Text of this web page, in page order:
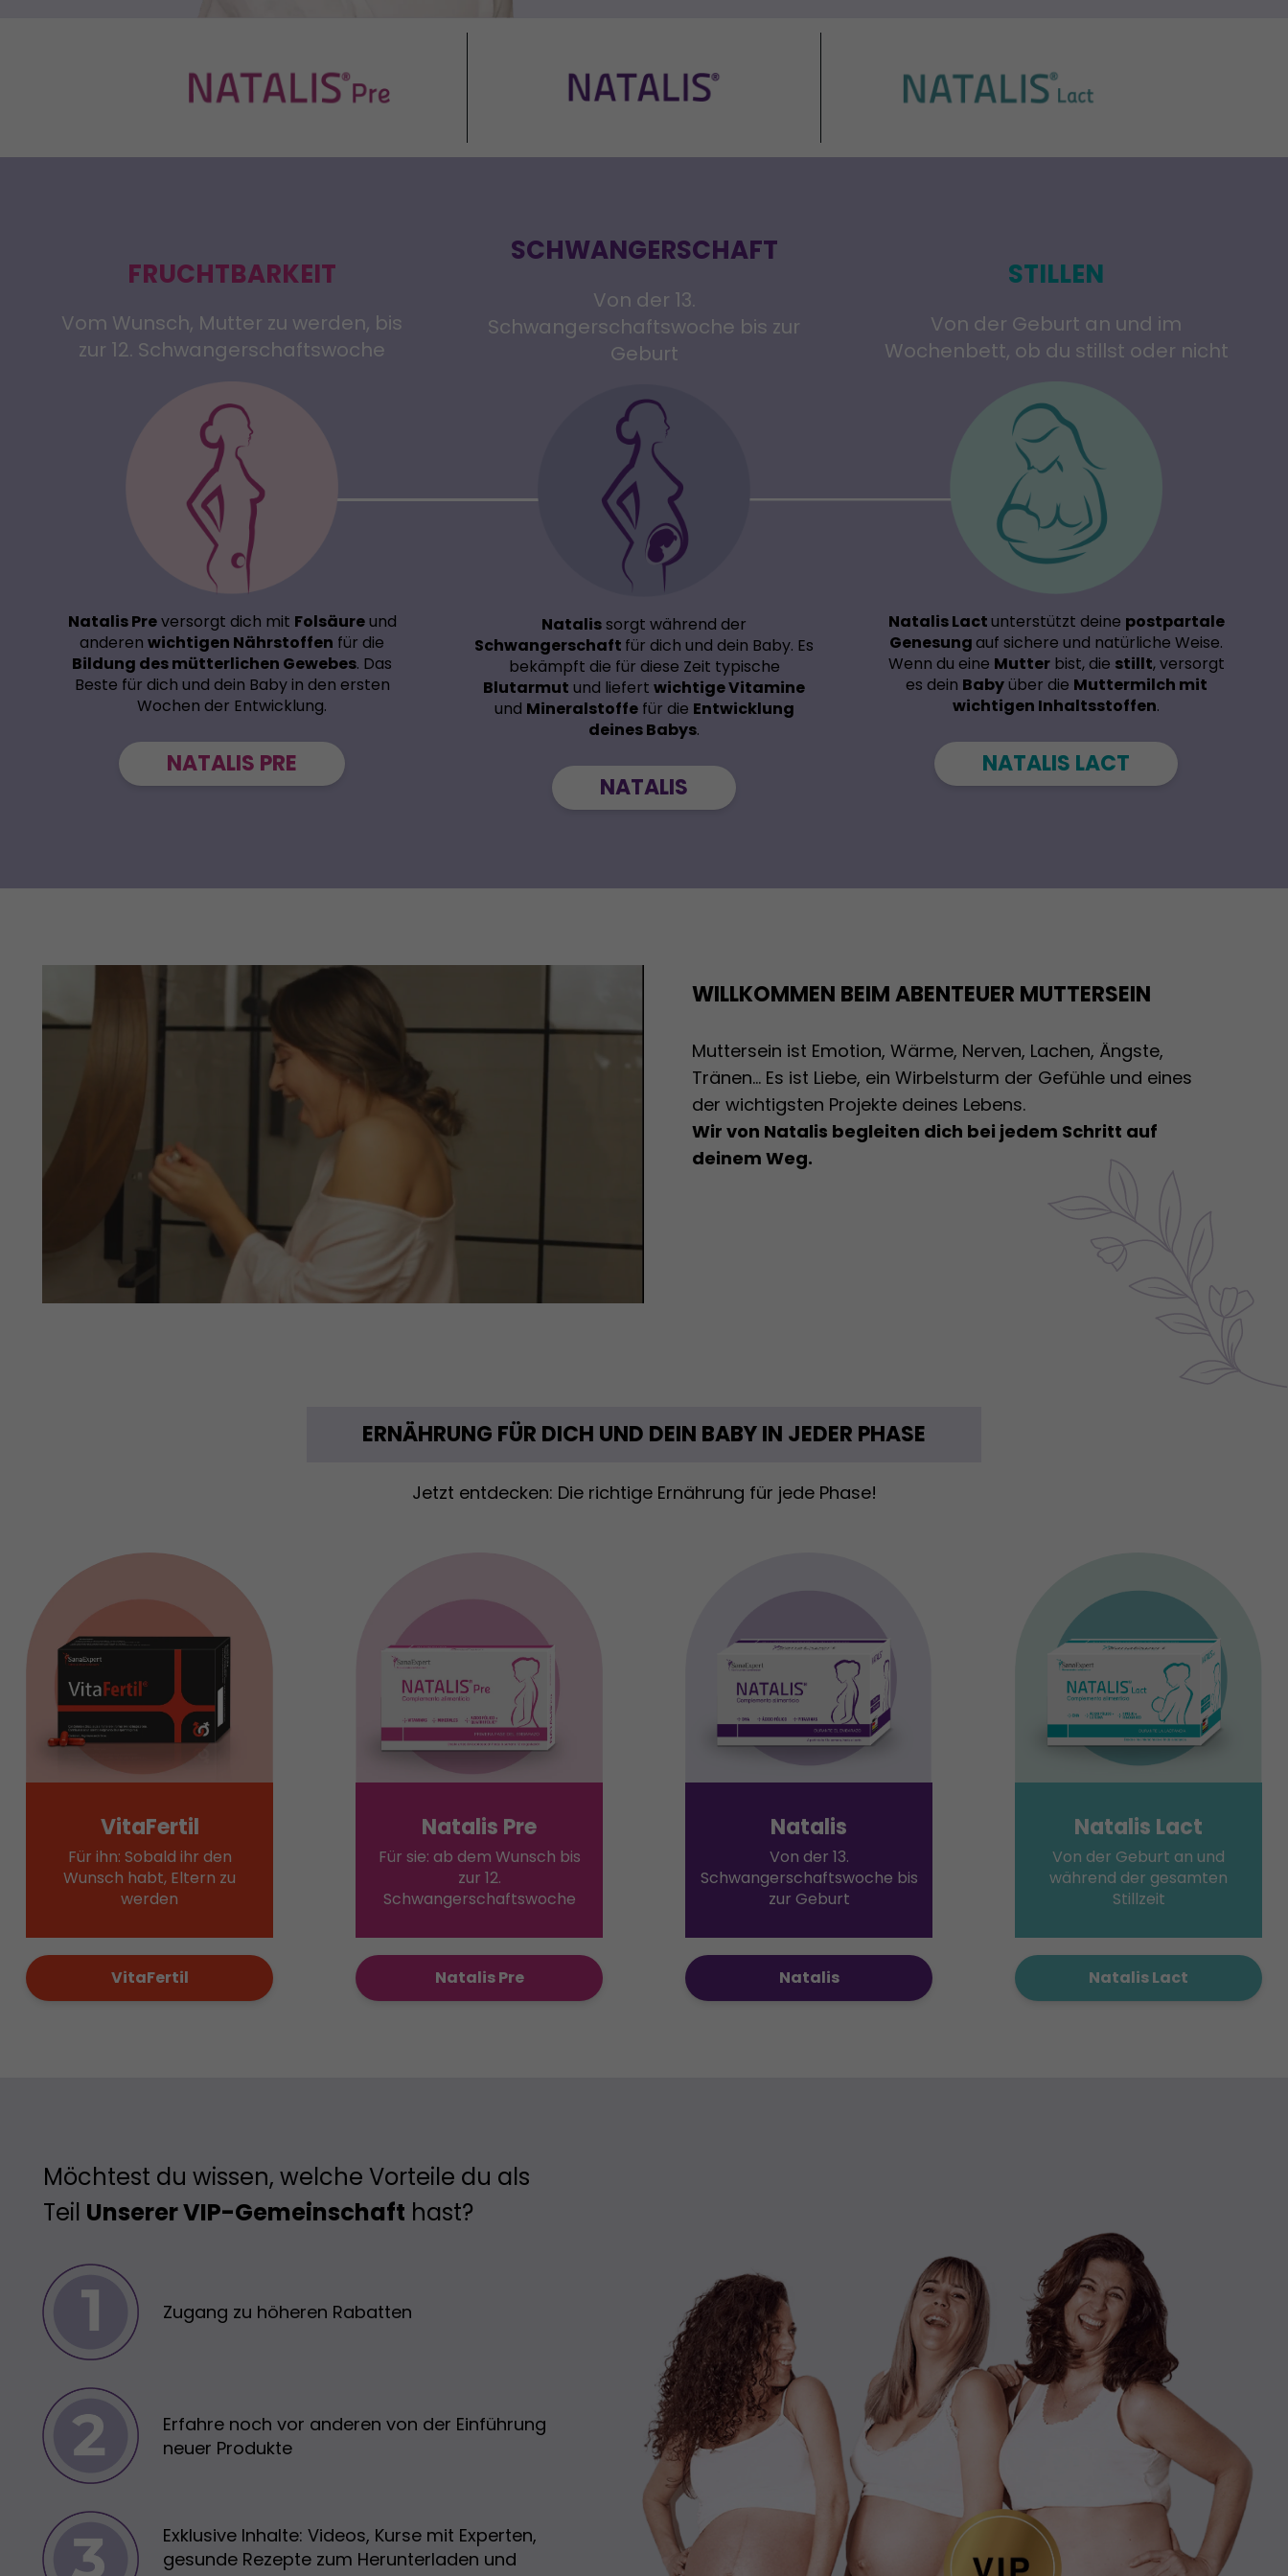
FRUCHTBARKEIT
Vom Wunsch, Mutter zu werden, bis
zur 12. Schwangerschaftswoche
Natalis Preversorgt dich mit Folsäureund
anderen wichtigen Nährstoffen für die
Bildung des mütterlichen Gewebes. Das
Beste für dich und dein Baby in den ersten
Wochen der Entwicklung.
NATALIS PRE
SCHWANGERSCHAFT
Von der 13.
Schwangerschaftswoche bis zur
Geburt
Natalissorgt während der
Schwangerschaft für dich und dein Baby. Es
bekämpft die für diese Zeit typische
Blutarmut und liefert wichtige Vitamine
und Mineralstoffefür die Entwicklung
deines Babys.
NATALIS
STILLEN
Von der Geburt an und im
Wochenbett, ob du stillst oder nicht
Natalis Lactunterstützt deine postpartale
Genesungauf sichere und natürliche Weise.
Wenn du eine Mutterbist, die stillt, versorgt
es dein Babyüber die Muttermilch mit
wichtigen Inhaltsstoffen.
NATALIS LACT
WILLKOMMEN BEIM ABENTEUER MUTTERSEIN
Muttersein ist Emotion, Wärme, Nerven, Lachen, Ängste,
Tränen... Es ist Liebe, ein Wirbelsturm der Gefühle und eines
der wichtigsten Projekte deines Lebens.
Wir von Natalis begleiten dich bei jedem Schritt auf
deinem Weg.
ERNÄHRUNG FÜR DICH UND DEIN BABY IN JEDER PHASE
Jetzt entdecken: Die richtige Ernährung für jede Phase!
VitaFertil
Für ihn: Sobald ihr den
Wunsch habt, Eltern zu
werden
VitaFertil
Natalis Pre
Für sie: ab dem Wunsch bis
zur 12.
Schwangerschaftswoche
Natalis Pre
Natalis
Von der 13.
Schwangerschaftswoche bis
zur Geburt
Natalis
Natalis Lact
Von der Geburt an und
während der gesamten
Stillzeit
Natalis Lact
Möchtest du wissen, welche Vorteile du als
Teil Unserer VIP-Gemeinschaft hast?
Zugang zu höheren Rabatten
Erfahre noch vor anderen von der Einführung
neuer Produkte
Exklusive Inhalte: Videos, Kurse mit Experten,
gesunde Rezepte zum Herunterladen und